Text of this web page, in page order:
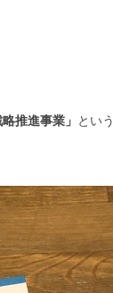
推進事業」 という